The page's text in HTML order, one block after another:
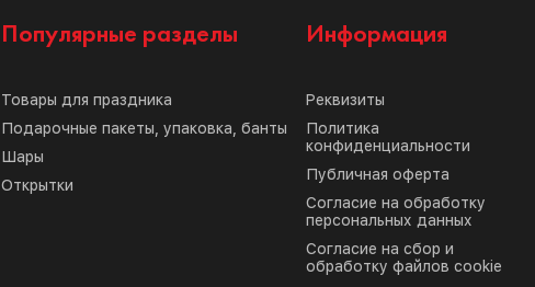
Популярные разделы
Товары для праздника
Подарочные пакеты, упаковка, банты
Шары
Открытки
Информация
Реквизиты
Политика
конфиденциальности
Публичная оферта
Согласие на обработку
персональных данных
Согласие на сбор и
обработку файлов cookie